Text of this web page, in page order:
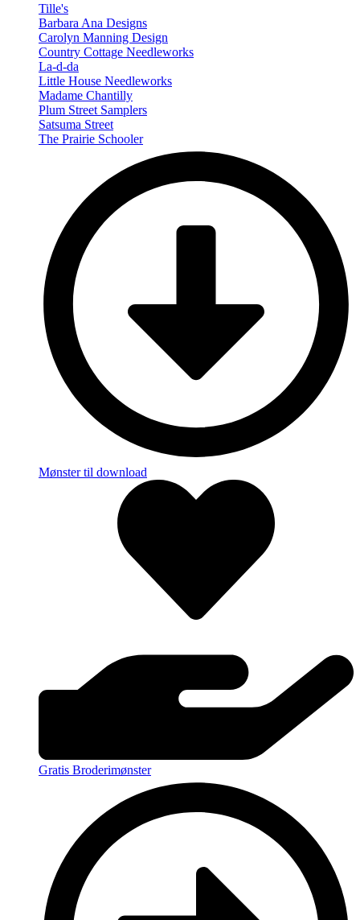
Tille's
Barbara Ana Designs
Carolyn Manning Design
Country Cottage Needleworks
La-d-da
Little House Needleworks
Madame Chantilly
Plum Street Samplers
Satsuma Street
The Prairie Schooler
Mønster til download
Gratis Broderimønster